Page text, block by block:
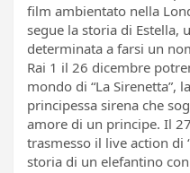
film ambientato nella
segue la storia di Estella,
determinata a farsi un
Rai 1 il 26 dicembre
mondo di “La Sirenetta”,
principessa sirena che
amore di un principe. Il
trasmesso il live action di
storia di un elefantino